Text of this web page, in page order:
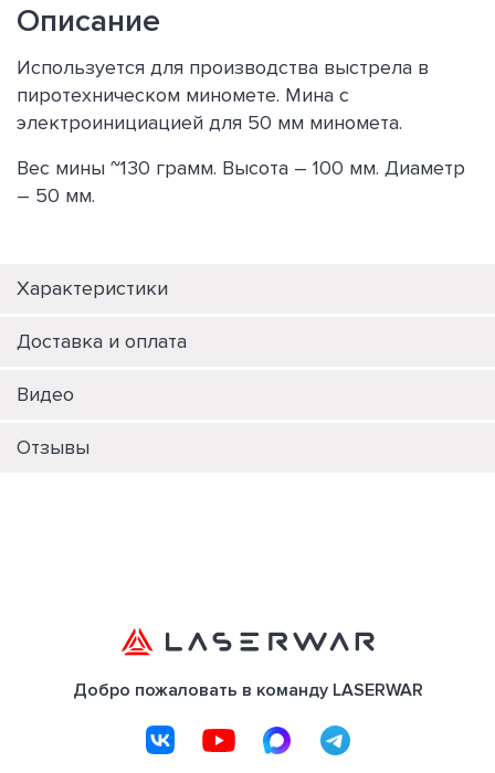
Описание
Используется для производства выстрела в
пиротехническом миномете. Мина c
электроинициацией для 50 мм миномета.
Вес мины ~130 грамм. Высота – 100 мм. Диаметр
– 50 мм.
Характеристики
Доставка и оплата
Видео
Отзывы
Добро пожаловать в команду LASERWAR